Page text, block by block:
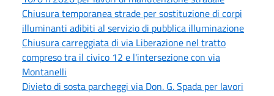
Chiusura temporanea strade per sostituzione di corpi
illuminanti adibiti al servizio di pubblica illuminazione
Chiusura carreggiata di via Liberazione nel tratto
compreso tra il civico 12 e l'intersezione con via
Montanelli
Divieto di sosta parcheggi via Don. G. Spada per lavori